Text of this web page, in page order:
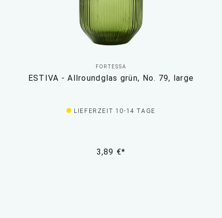
FORTESSA
ESTIVA - Allroundglas grün, No. 79, large
LIEFERZEIT 10-14 TAGE
3,89 €*